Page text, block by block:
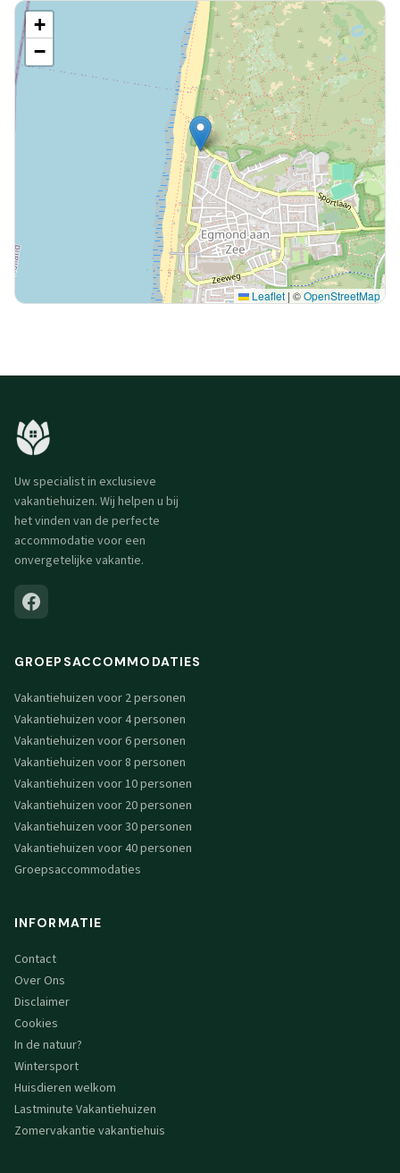
+
−
Leaflet | ©OpenStreetMap
Uw specialist in exclusieve
vakantiehuizen. Wij helpen u bij
het vinden van de perfecte
accommodatie voor een
onvergetelijke vakantie.
GROEPSACCOMMODATIES
Vakantiehuizen voor 2 personen
Vakantiehuizen voor 4 personen
Vakantiehuizen voor 6 personen
Vakantiehuizen voor 8 personen
Vakantiehuizen voor 10 personen
Vakantiehuizen voor 20 personen
Vakantiehuizen voor 30 personen
Vakantiehuizen voor 40 personen
Groepsaccommodaties
INFORMATIE
Contact
Over Ons
Disclaimer
Cookies
In de natuur?
Wintersport
Huisdieren welkom
Lastminute Vakantiehuizen
Zomervakantie vakantiehuis